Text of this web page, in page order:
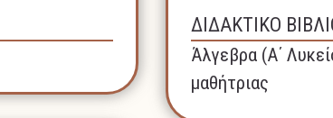
ΔΙΔΑΚΤΙΚΟ
Άλγεβρα (A΄
μαθήτριας